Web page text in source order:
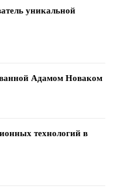
уникальной
Адамом Новаком
технологий в